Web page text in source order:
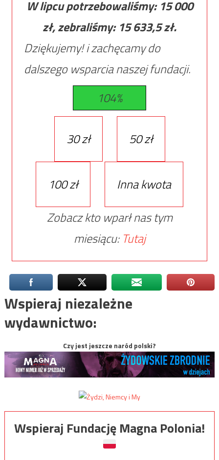
W lipcu potrzebowaliśmy: 15 000
zł, zebraliśmy: 15 633,5zł.
Dziękujemy! i zachęcamy do
dalszego wsparcia naszej fundacji.
104%
30 zł 50 zł
100 zł
Inna kwota
Zobacz kto wparł nas tym
miesiącu: Tutaj
Wspieraj niezależne
wydawnictwo:
Czy jest jeszcze naród polski?
Wspieraj Fundację Magna Polonia!